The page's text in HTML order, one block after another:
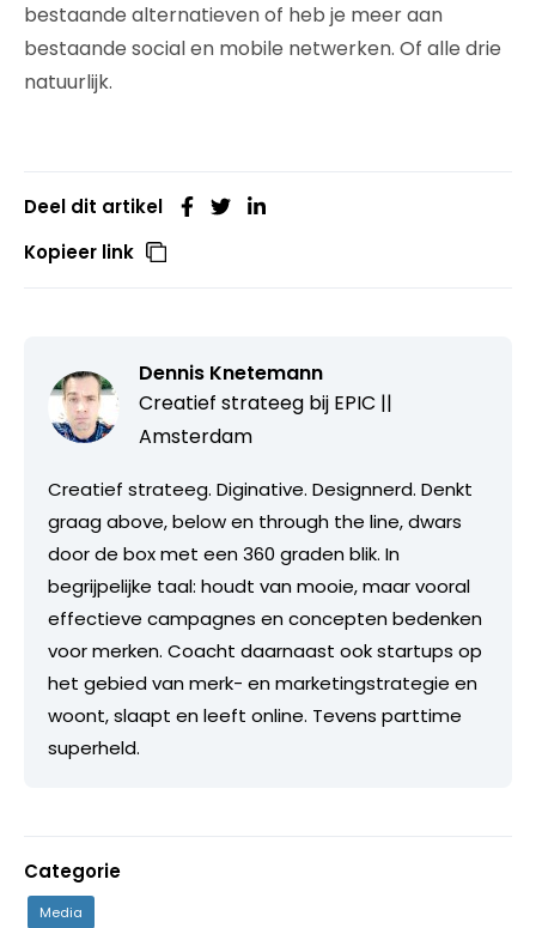
bestaande alternatieven of heb je meer aan
bestaande social en mobile netwerken. Of alle drie
natuurlijk.
Deel dit artikel
Kopieer link
Dennis Knetemann
Creatief strateeg bij EPIC ||
Amsterdam
Creatief strateeg. Diginative. Designnerd. Denkt
graag above, below en through the line, dwars
door de box met een 360 graden blik. In
begrijpelijke taal: houdt van mooie, maar vooral
effectieve campagnes en concepten bedenken
voor merken. Coacht daarnaast ook startups op
het gebied van merk- en marketingstrategie en
woont, slaapt en leeft online. Tevens parttime
superheld.
Categorie
Media